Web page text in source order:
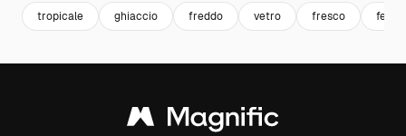
tropicale ghiaccio freddo vetro fresco festa